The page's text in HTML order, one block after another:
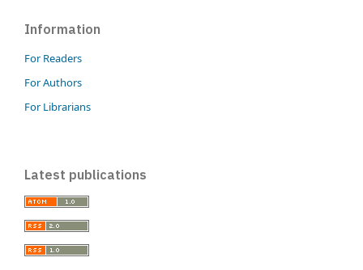
Information
For Readers
For Authors
For Librarians
Latest publications